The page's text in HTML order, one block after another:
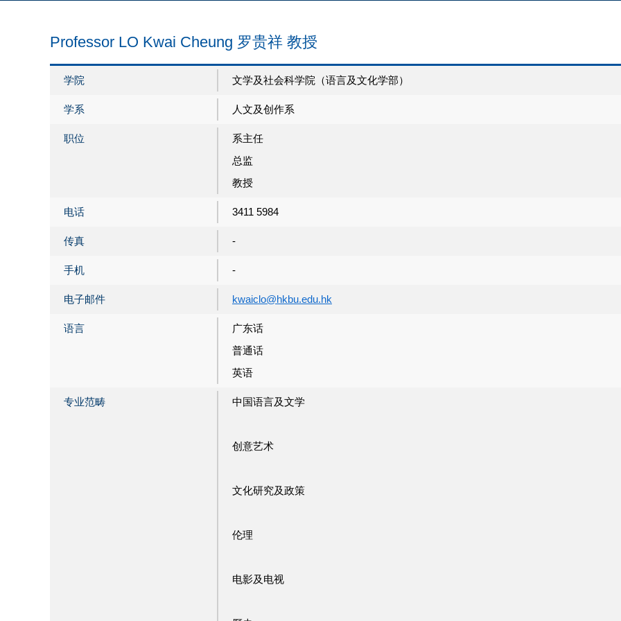
Professor LO Kwai Cheung 罗贵祥 教授
学院 文学及社会科学院（语言及文化学部）
学系 人文及创作系
职位
系主任
总监
教授
电话 3411 5984
传真 -
手机 -
电子邮件 kwaiclo@hkbu.edu.hk
语言
广东话
普通话
英语
专业范畴 中国语言及文学
创意艺术
文化研究及政策
伦理
电影及电视